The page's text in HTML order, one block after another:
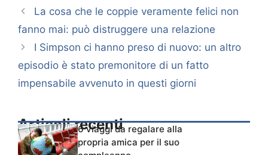
La cosa che le coppie veramente felici non
fanno mai: può distruggere una relazione
I Simpson ci hanno preso di nuovo: un altro
episodio è stato premonitore di un fatto
impensabile avvenuto in questi giorni
Articoli recenti6 viaggi da regalare alla
propria amica per il suo